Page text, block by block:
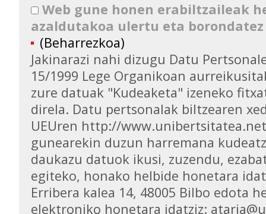
Web gune honen erabiltzaileak
azaldutakoa ulertu eta
(Beharrezkoa)
Jakinarazi nahi dizugu Datu
15/1999 Lege Organikoan
zure datuak "Kudeaketa" izeneko
direla. Datu pertsonalak biltzearen
UEUren http://
gunearekin duzun harremana
daukazu datuok ikusi, zuzendu,
egiteko, honako helbide honetara
Erribera kalea 14, 48005 Bilbo edota
elektroniko honetara idatziz: